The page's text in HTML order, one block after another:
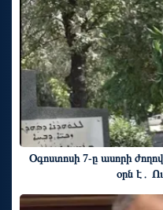
Օգոստոսի 7-ը ասորի
օրն է․